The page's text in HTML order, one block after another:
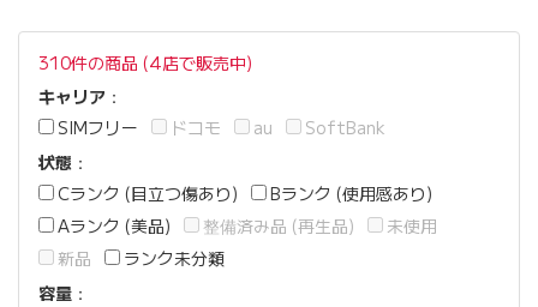
310件の商品 (4店で販売中)
キャリア ：
SIMフリー
ドコモ au
SoftBank
状態 ：
Cランク (目立つ傷あり)
Bランク (使用感あり)
Aランク (美品)
整備済み品 (再生品)
未使用
新品
ランク未分類
容量 ：